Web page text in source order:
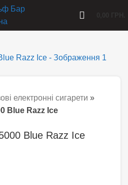
електронні сигарети »
Blue Razz Ice
Blue Razz Ice